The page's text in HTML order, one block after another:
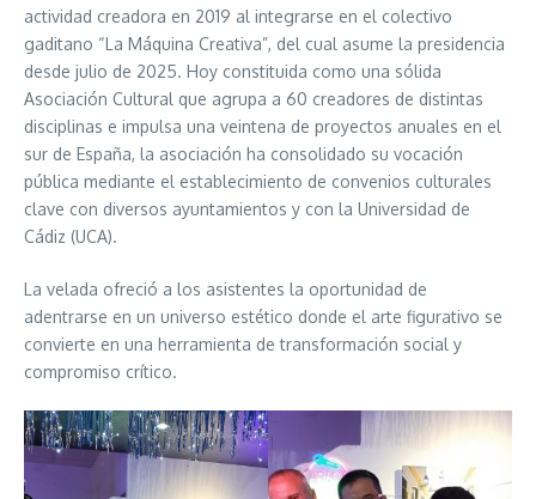
actividad creadora en 2019 al integrarse en el colectivo
gaditano “La Máquina Creativa”, del cual asume la presidencia
desde julio de 2025. Hoy constituida como una sólida
Asociación Cultural que agrupa a 60 creadores de distintas
disciplinas e impulsa una veintena de proyectos anuales en el
sur de España, la asociación ha consolidado su vocación
pública mediante el establecimiento de convenios culturales
clave con diversos ayuntamientos y con la Universidad de
Cádiz (UCA).
La velada ofreció a los asistentes la oportunidad de
adentrarse en un universo estético donde el arte figurativo se
convierte en una herramienta de transformación social y
compromiso crítico.